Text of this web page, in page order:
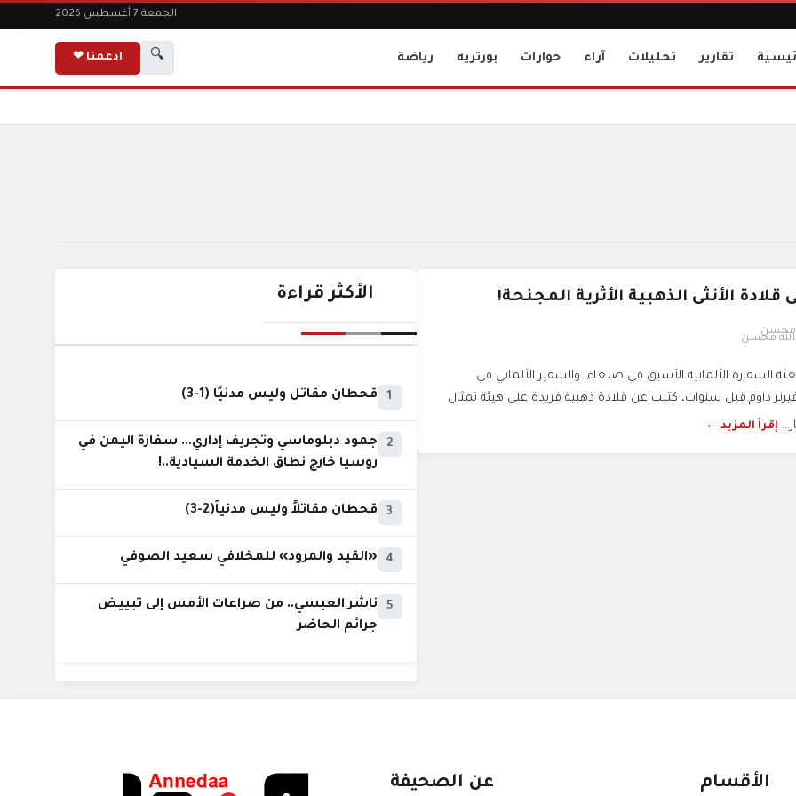
الجمعة 7 أغسطس 2026
تقارير تحليلات آراء حوارات بورتريه رياضة 🔍 ادعمنا ❤
قلادة الأنثى الذهبية الأثرية المجنحة!
محسن
السفارة الألمانية الأسبق في صنعاء، والسفير الألماني في
فيرنر داوم.قبل سنوات، كتبت عن قلادة ذهبية فريدة على هيئة تمثال
إقرأ المزيد ←
الأكثر قراءة
1 قحطان مقاتل وليس مدنيًا (1-3)
2
جمود دبلوماسي وتجريف إداري... سفارة اليمن في
روسيا خارج نطاق الخدمة السيادية..!
3 قحطان مقاتلاً وليس مدنياً(2-3)
4 «القيد والمرود» للمخلافي سعيد الصوفي
5
ناشر العبسي.. من صراعات الأمس إلى تبييض
جرائم الحاضر
الأقسام عن الصحيفة